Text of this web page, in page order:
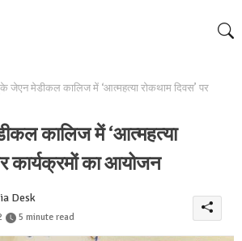
जेएन मेडीकल कालिज में ‘आत्महत्या रोकथाम दिवस’ पर
कालिज में ‘आत्महत्या
कार्यक्रमों का आयोजन
Desk
5 minute read